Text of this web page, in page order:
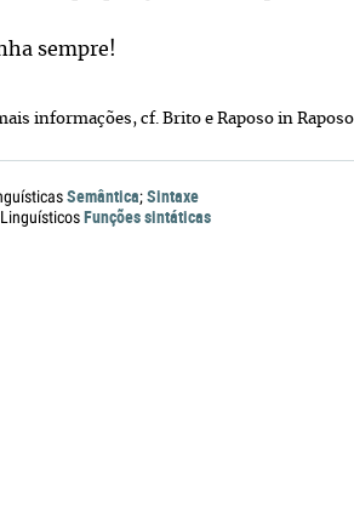
sempre!
informações, cf. Brito e Raposo in
Semântica;Sintaxe
Funções sintáticas